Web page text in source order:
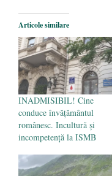
Legea
poetului
- 16 aprilie
Articole similare
INADMISIBIL! Cine
conduce învățământul
românesc. Incultură și
incompetență la ISMB